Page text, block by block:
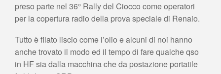
preso parte nel 36° Rally del Ciocco come operatori
per la copertura radio della prova speciale di Renaio.
Tutto è filato liscio come l’olio e alcuni di noi hanno
anche trovato il modo ed il tempo di fare qualche qso
in HF sia dalla macchina che da postazione portatile